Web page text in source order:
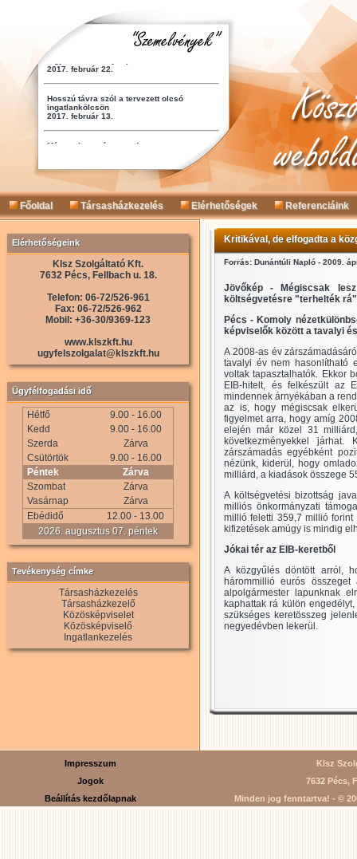
Főoldal Társasházkezelés Elérhetőségek Referenciáink
Elérhetőségeink
Klsz Szolgáltató Kft.
7632 Pécs, Fellbach u. 18.
Telefon: 06-72/526-961
Fax: 06-72/526-962
Mobil: +36-30/9369-123
www.klszkft.hu
ugyfelszolgalat@klszkft.hu
Ügyfélfogadási idő
Hétfő
9.00 - 16.00
Kedd
9.00 - 16.00
Szerda
Zárva
Csütörtök
9.00 - 16.00
Péntek
Zárva
Szombat
Zárva
Vasárnap
Zárva
Ebédidő
12.00 - 13.00
2026. augusztus 07. péntek
Tevékenység címke
Társasházkezelés
Társasházkezelő
Közösképviselet
Közösképviselő
Ingatlankezelés
Kritikával, de elfogadta a
Forrás: Dunántúli Napló - 2009.
Jövőkép - Mégiscsak
költségvetésre "terhelték
Pécs - Komoly
képviselők között a tavalyi
A 2008-as év
tavalyi év nem hasonlítható
voltak tapasztalhatók. Ekkor
EIB-hitelt, és felkészült az
mindennek árnyékában a
az is, hogy mégiscsak
figyelmet arra, hogy amíg
elején már közel 31
következményekkel
zárszámadás egyébként
nézünk, kiderül, hogy
milliárd, a kiadások összege
A költségvetési bizottság
milliós önkormányzati
millió feletti 359,7 millió forint
kifizetések amúgy is mindig
Jókai tér az EIB-keretből
A közgyűlés döntött arról,
hárommillió eurós
alpolgármester lapunknak
kaphattak rá külön
szükséges keretösszeg
negyedévben lekerül.
Impresszum
Klsz
Jogok
7632 Pécs,
Beállítás kezdőlapnak
Minden jog fenntartva! - ©